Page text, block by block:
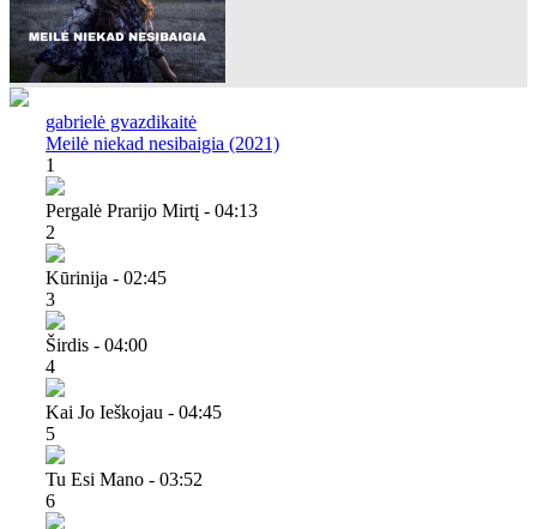
gabrielė gvazdikaitė
Meilė niekad nesibaigia (2021)
1
Pergalė Prarijo Mirtį - 04:13
2
Kūrinija - 02:45
3
Širdis - 04:00
4
Kai Jo Ieškojau - 04:45
5
Tu Esi Mano - 03:52
6